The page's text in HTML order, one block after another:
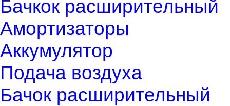
Бачкок расширительный
Амортизаторы
Аккумулятор
Подача воздуха
Бачок расширительный